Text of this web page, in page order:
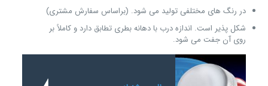
در رنگ های مختلفی تولید می شود. (براساس سفارش مشتری)
شکل پذیر است. اندازه درب با دهانه بطری تطابق دارد و کاملاً بر
روی آن جفت می شود.